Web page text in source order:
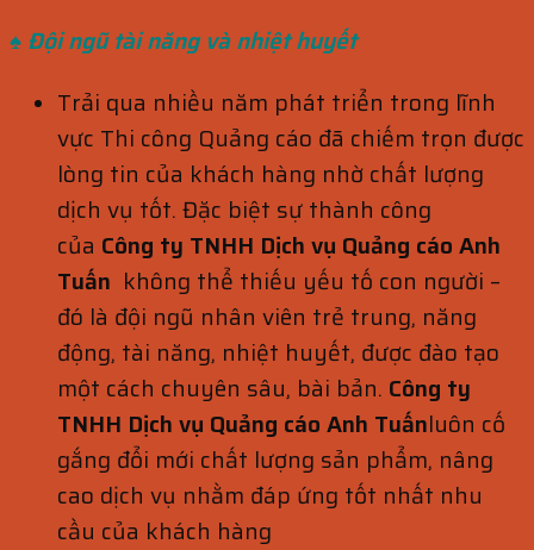
♠ Đội ngũ tài năng và nhiệt huyết
Trải qua nhiều năm phát triển trong lĩnh
vực Thi công Quảng cáo đã chiếm trọn được
lòng tin của khách hàng nhờ chất lượng
dịch vụ tốt. Đặc biệt sự thành công
của Công ty TNHH Dịch vụ Quảng cáo Anh
Tuấn không thể thiếu yếu tố con người –
đó là đội ngũ nhân viên trẻ trung, năng
động, tài năng, nhiệt huyết, được đào tạo
một cách chuyên sâu, bài bản. Công ty
TNHH Dịch vụ Quảng cáo Anh Tuấnluôn cố
gắng đổi mới chất lượng sản phẩm, nâng
cao dịch vụ nhằm đáp ứng tốt nhất nhu
cầu của khách hàng